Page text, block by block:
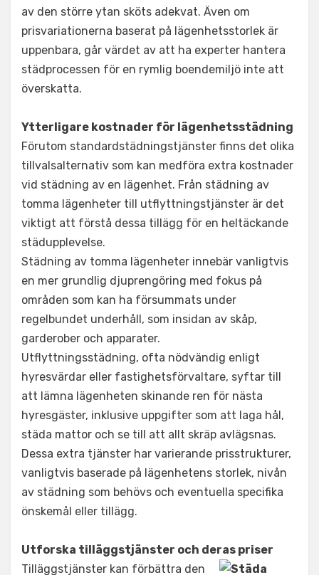
av den större ytan sköts adekvat. Även om
prisvariationerna baserat på lägenhetsstorlek är
uppenbara, går värdet av att ha experter hantera
städprocessen för en rymlig boendemiljö inte att
överskatta.
Ytterligare kostnader för lägenhetsstädning
Förutom standardstädningstjänster finns det olika
tillvalsalternativ som kan medföra extra kostnader
vid städning av en lägenhet. Från städning av
tomma lägenheter till utflyttningstjänster är det
viktigt att förstå dessa tillägg för en heltäckande
städupplevelse.
Städning av tomma lägenheter innebär vanligtvis
en mer grundlig djuprengöring med fokus på
områden som kan ha försummats under
regelbundet underhåll, som insidan av skåp,
garderober och apparater.
Utflyttningsstädning, ofta nödvändig enligt
hyresvärdar eller fastighetsförvaltare, syftar till
att lämna lägenheten skinande ren för nästa
hyresgäster, inklusive uppgifter som att laga hål,
städa mattor och se till att allt skräp avlägsnas.
Dessa extra tjänster har varierande prisstrukturer,
vanligtvis baserade på lägenhetens storlek, nivån
av städning som behövs och eventuella specifika
önskemål eller tillägg.
Utforska tilläggstjänster och deras priser
Tilläggstjänster kan förbättra den